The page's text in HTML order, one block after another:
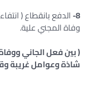
8- الدفع بانقطاع (
وفاة المجني علية.
( بين فعل الجاني
شاذة وعوامل غريبة